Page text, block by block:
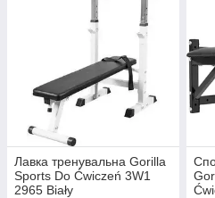
Лавка тренувальна Gorilla
Sports Do Ćwiczeń 3W1
2965 Biały